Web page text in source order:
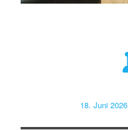
Veröffentlicht
18. Juni 2026